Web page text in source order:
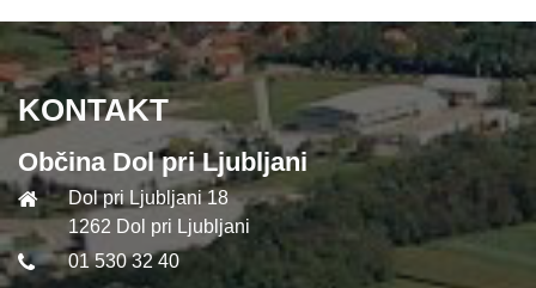
KONTAKT
Občina Dol pri Ljubljani
Dol pri Ljubljani 18
1262 Dol pri Ljubljani
01 530 32 40